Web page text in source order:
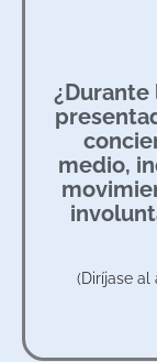
¿Durante
medio,
(Diríjase al